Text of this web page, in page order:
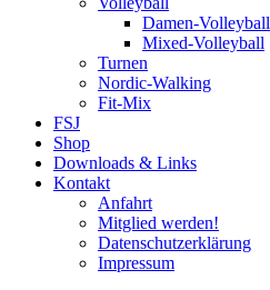
Damen-Volleyball
Mixed-Volleyball
Turnen
Nordic-Walking
Fit-Mix
FSJ
Shop
Downloads & Links
Kontakt
Anfahrt
Mitglied werden!
Datenschutzerklärung
Impressum